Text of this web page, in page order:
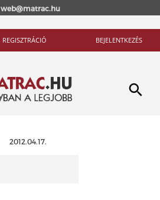
web@matrac.hu
REGISZTRÁCIÓ BEJELENTKEZÉS
2012.04.17.